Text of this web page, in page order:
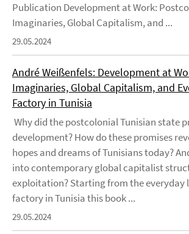
Publication Development at Work:
Imaginaries, Global Capitalism, and ...
29.05.2024
André Weißenfels: Development at
Imaginaries, Global Capitalism, and
Factory in Tunisia
Why did the postcolonial Tunisian state
development? How do these promises
hopes and dreams of Tunisians today?
into contemporary global capitalist
exploitation? Starting from the everyday
factory in Tunisia this book ...
29.05.2024